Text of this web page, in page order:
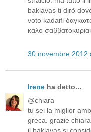
baklavas ti dirò
voto kadaifi
καλο
30 novembre 2012
Irene ha detto...
@chiara
tu sei la miglior
greca. grazie chiara.
il baklavas si